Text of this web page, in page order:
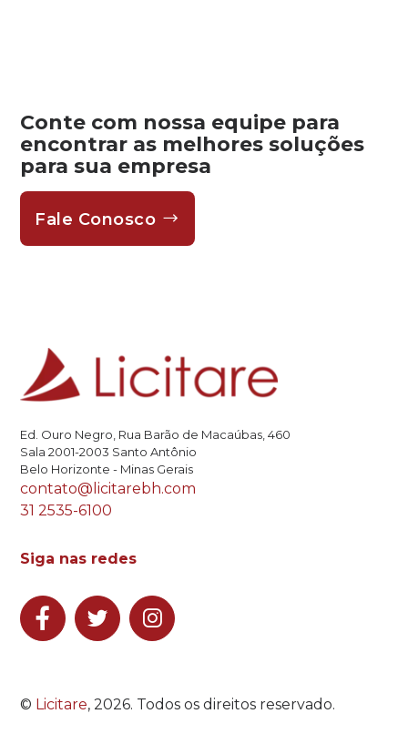
Conte com nossa equipe para
encontrar as melhores soluções
para sua empresa
Fale Conosco
Ed. Ouro Negro, Rua Barão de Macaúbas, 460
Sala 2001-2003 Santo Antônio
Belo Horizonte - Minas Gerais
contato@licitarebh.com
31 2535-6100
Siga nas redes
© Licitare, 2026. Todos os direitos reservado.